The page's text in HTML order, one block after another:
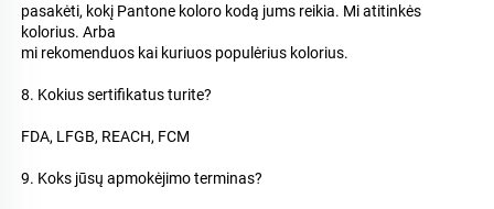
pasakėti, kokį Pantone koloro kodą jums reikia. Mi atitinkės
kolorius. Arba
mi rekomenduos kai kuriuos populėrius kolorius.
8. Kokius sertifikatus turite?
FDA, LFGB, REACH, FCM
9. Koks jūsų apmokėjimo terminas?